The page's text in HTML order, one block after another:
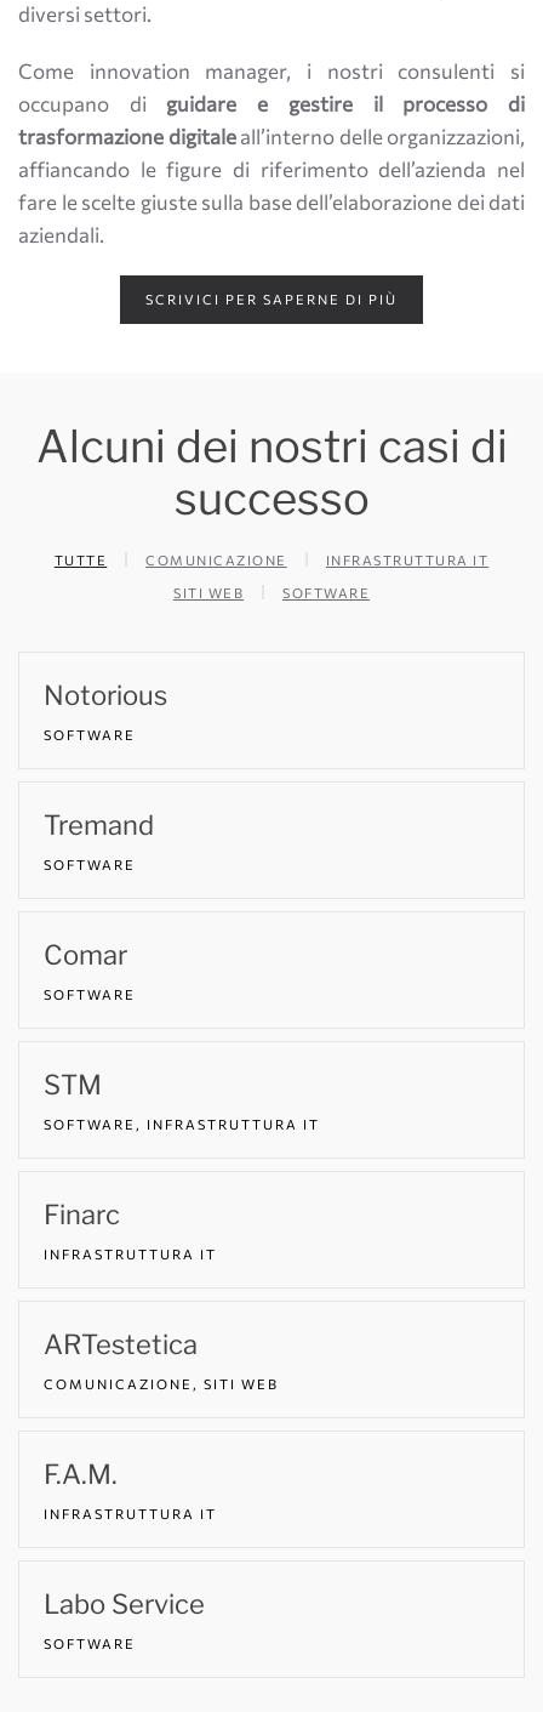
diversi settori.
Come innovation manager, i nostri consulenti si
occupano di guidare e gestire il processo di
trasformazione digitaleall’interno delle organizzazioni,
affiancando le figure di riferimento dell’azienda nel
fare le scelte giuste sulla base dell’elaborazione dei dati
aziendali.
SCRIVICI PER SAPERNE DI PIÙ
Alcuni dei nostri casi di
successo
TUTTE COMUNICAZIONE INFRASTRUTTURA IT
SITI WEB SOFTWARE
Notorious
SOFTWARE
Tremand
SOFTWARE
Comar
SOFTWARE
STM
SOFTWARE, INFRASTRUTTURA IT
Finarc
INFRASTRUTTURA IT
ARTestetica
COMUNICAZIONE, SITI WEB
F.A.M.
INFRASTRUTTURA IT
Labo Service
SOFTWARE